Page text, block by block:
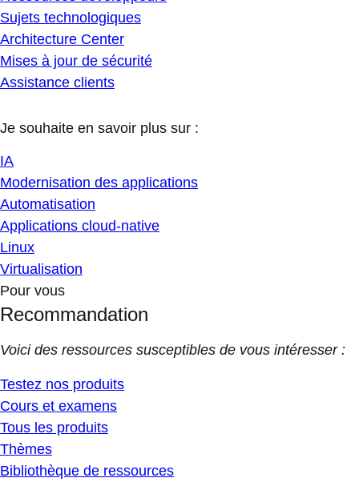
Sujets technologiques
Architecture Center
Mises à jour de sécurité
Assistance clients
Je souhaite en savoir plus sur :
IA
Modernisation des applications
Automatisation
Applications cloud-native
Linux
Virtualisation
Pour vous
Recommandation
Voici des ressources susceptibles de vous intéresser :
Testez nos produits
Cours et examens
Tous les produits
Thèmes
Bibliothèque de ressources